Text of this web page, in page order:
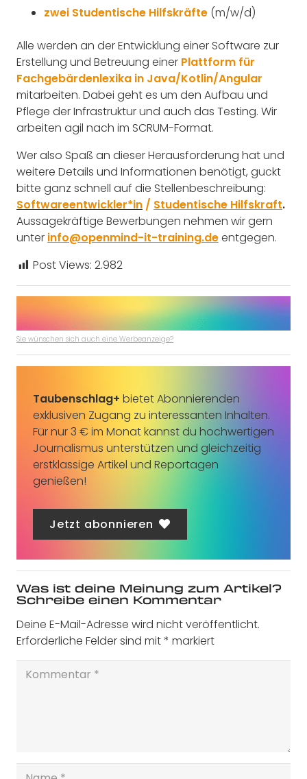
zwei Studentische Hilfskräfte (m/w/d)
Alle werden an der Entwicklung einer Software zur
Erstellung und Betreuung einer Plattform für
Fachgebärdenlexika in Java/Kotlin/Angular
mitarbeiten. Dabei geht es um den Aufbau und
Pflege der Infrastruktur und auch das Testing. Wir
arbeiten agil nach im SCRUM-Format.
Wer also Spaß an dieser Herausforderung hat und
weitere Details und Informationen benötigt, guckt
bitte ganz schnell auf die Stellenbeschreibung:
Softwareentwickler*in / Studentische Hilfskraft.
Aussagekräftige Bewerbungen nehmen wir gern
unter info@openmind-it-training.deentgegen.
Post Views: 2.982
Sie wünschen sich auch eine Werbeanzeige?
Taubenschlag+ bietet Abonnierenden
exklusiven Zugang zu interessanten Inhalten.
Für nur 3 € im Monat kannst du hochwertigen
Journalismus unterstützen und gleichzeitig
erstklassige Artikel und Reportagen
genießen!
Jetzt abonnieren
Was ist deine Meinung zum Artikel?
Schreibe einen Kommentar
Deine E-Mail-Adresse wird nicht veröffentlicht.
Erforderliche Felder sind mit* markiert